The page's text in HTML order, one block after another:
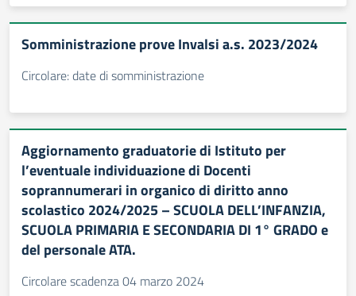
Somministrazione prove Invalsi a.s. 2023/2024
Circolare: date di somministrazione
Aggiornamento graduatorie di Istituto per
l’eventuale individuazione di Docenti
soprannumerari in organico di diritto anno
scolastico 2024/2025 – SCUOLA DELL’INFANZIA,
SCUOLA PRIMARIA E SECONDARIA DI 1° GRADO e
del personale ATA.
Circolare scadenza 04 marzo 2024